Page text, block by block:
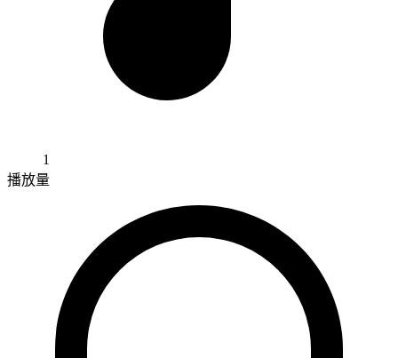
1
播放量